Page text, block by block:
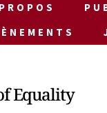
Equality